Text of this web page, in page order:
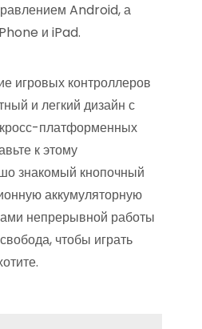
Android, а
и iPad.
игровых контроллеров
и легкий дизайн с
платформенных
к этому
знакомый кнопочный
аккумуляторную
непрерывной работы
чтобы играть